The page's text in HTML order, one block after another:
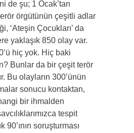
de şu; 1 Ocak’tan
örgütünün çeşitli adlar
‘Ateşin Çocukları’ da
yaklaşık 850 olay var.
hiç yok. Hiç baki
Bunlar da bir çeşit terör
Bu olayların 300’ünün
sonucu kontaktan,
bir ihmalden
tespit
90’ının soruşturması